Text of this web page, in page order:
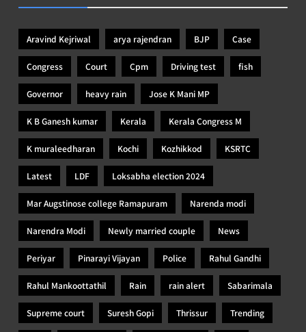
Aravind Kejriwal arya rajendran BJP Case
Congress Court Cpm Driving test fish
Governor heavy rain Jose K Mani MP
K B Ganesh kumar Kerala Kerala Congress M
K muraleedharan Kochi Kozhikkod KSRTC
Latest LDF Loksabha election 2024
Mar Augstinose college Ramapuram Narenda modi
Narendra Modi Newly married couple News
Periyar Pinarayi Vijayan Police Rahul Gandhi
Rahul Mankoottathil Rain rain alert Sabarimala
Supreme court Suresh Gopi Thrissur Trending